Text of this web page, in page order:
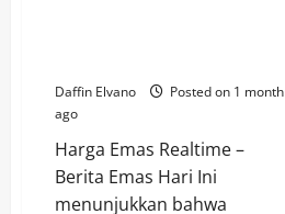
Daffin Elvano
Posted on 1 month
ago
Harga Emas Realtime –
Berita Emas Hari Ini
menunjukkan bahwa